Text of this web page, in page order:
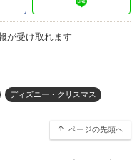
が受け取れます
ディズニー・クリスマス
ページの先頭へ